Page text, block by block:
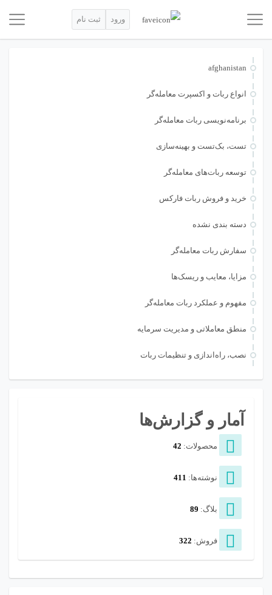
ورود ثبت نام
afghanistan
انواع ربات و اکسپرت معامله‌گر
برنامه‌نویسی ربات معامله‌گر
تست، بک‌تست و بهینه‌سازی
توسعه ربات‌های معامله‌گر
خرید و فروش ربات فارکس
دسته بندی نشده
سفارش ربات معامله‌گر
مزایا، معایب و ریسک‌ها
مفهوم و عملکرد ربات معامله‌گر
منطق معاملاتی و مدیریت سرمایه
نصب، راه‌اندازی و تنظیمات ربات
آمار و گزارش‌ها
محصولات: 42
نوشته‌ها: 411
بلاگ: 89
فروش: 322